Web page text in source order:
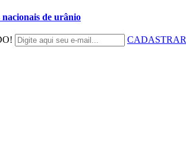
de urânio
CADASTRAR